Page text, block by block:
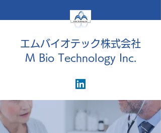
エムバイオテック株式会社
M Bio Technology Inc.